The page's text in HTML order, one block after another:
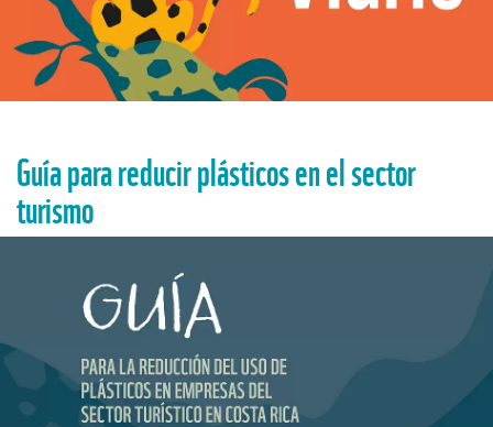
Guía para reducir plásticos en el sector
turismo